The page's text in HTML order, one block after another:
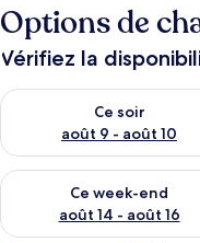
Options de
Vérifiez la
Ce soir
août 9 - août 10
Vérifier la disponibilité
Ce week-end
août 14 - août 16
Vérifier la disponibilité